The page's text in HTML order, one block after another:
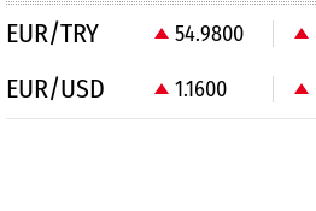
EUR/TRY 54.9800
EUR/USD 1.1600